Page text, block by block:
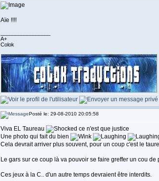
Aïe !!!!
A+
Colok
Posté le: 29-08-2010 20:05:58
Viva EL Taureau
ce n'est que justice
Une photo qui fait du bien
Cela devrait arriver plus souvent, pour un coup c'est le
Le gars sur ce coup là va pouvoir se faire greffer un cou de
Ces jeux à la C.. d'un autre temps devraient être interdits.